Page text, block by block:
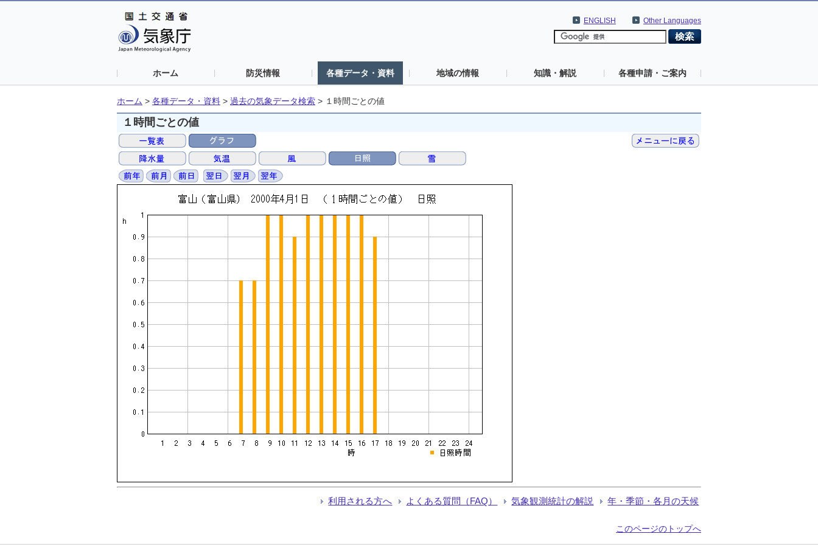
Other Languages
ENGLISH
ホーム 防災情報 各種データ・資料 地域の情報 知識・解説 各種申請・ご案内
ホーム > 各種データ・資料 > 過去の気象データ検索 > １時間ごとの値
１時間ごとの値
利用される方へ よくある質問（FAQ） 気象観測統計の解説 年・季節・各月の天候
このページのトップへ